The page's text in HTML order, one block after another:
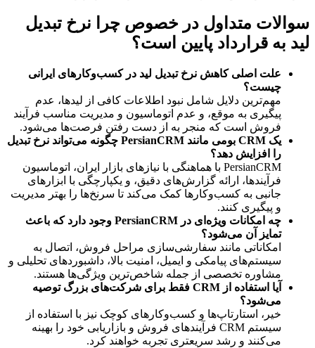
سوالات متداول در خصوص چرا نرخ تبدیل
لید به قرارداد پایین است؟
علت اصلی کاهش نرخ تبدیل لید در کسب‌وکارهای ایرانی
چیست؟
مهم‌ترین دلایل شامل نبود اطلاعات کافی از لیدها، عدم
پیگیری به موقع، و عدم اتوماسیون و مدیریت مناسب فرآیند
فروش است که منجر به از دست رفتن فرصت‌ها می‌شود.
یک CRM بومی مانند PersianCRM چگونه می‌تواند نرخ تبدیل
را افزایش دهد؟
PersianCRM با هماهنگی با نیازهای بازار ایران، اتوماسیون
فرآیندها، ارائه گزارش‌های دقیق، و یکپارچگی با ابزارهای
جانبی به کسب‌وکارها کمک می‌کند تا سرنخ‌ها را بهتر مدیریت
و پیگیری کنند.
چه امکانات ویژه‌ای در PersianCRM وجود دارد که باعث
تمایز آن می‌شود؟
امکاناتی مانند سفارشی‌سازی مراحل فروش، اتصال به
سیستم‌های پیامکی و ایمیل، امنیت بالا، داشبوردهای تحلیلی و
مشاوره تخصصی از جمله شاخص‌ترین ویژگی‌ها هستند.
آیا استفاده از CRM فقط برای شرکت‌های بزرگ توصیه
می‌شود؟
خیر، استارتاپ‌ها و کسب‌وکارهای کوچک نیز با استفاده از
سیستم CRM فرآیندهای فروش و بازاریابی خود را بهینه
می‌کنند و رشد سریعتری تجربه خواهند کرد.